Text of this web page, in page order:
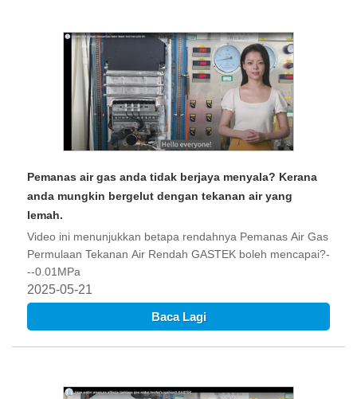
Pemanas air gas anda tidak berjaya menyala? Kerana
anda mungkin bergelut dengan tekanan air yang
lemah.
Video ini menunjukkan betapa rendahnya Pemanas Air Gas
Permulaan Tekanan Air Rendah GASTEK boleh mencapai?-
--0.01MPa
2025-05-21
Baca Lagi